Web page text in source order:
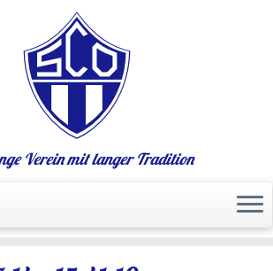
Verein mit langer Tradition